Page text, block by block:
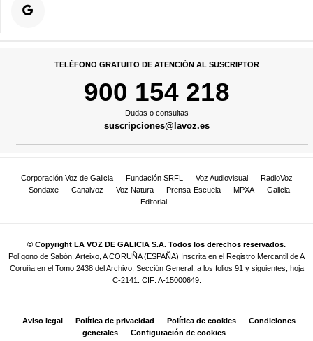
TELÉFONO GRATUITO DE ATENCIÓN AL SUSCRIPTOR
900 154 218
Dudas o consultas
suscripciones@lavoz.es
Corporación Voz de Galicia Fundación SRFL Voz Audiovisual
RadioVoz
Sondaxe
Canalvoz Voz Natura Prensa-Escuela MPXA
Galicia
Editorial
© Copyright LA VOZ DE GALICIA S.A. Todos los derechos reservados.
Polígono de Sabón, Arteixo, A CORUÑA (ESPAÑA) Inscrita en el Registro Mercantil de A
Coruña en el Tomo 2438 del Archivo, Sección General, a los folios 91 y siguientes, hoja
C-2141. CIF: A-15000649.
Aviso legal Política de privacidad Política de cookies
Condiciones
generales
Configuración de cookies